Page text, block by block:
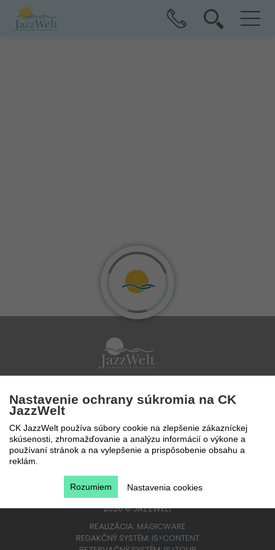
Po - Pi 9 - 17 hod
0850 777 888
2026©JAZZWELT
REALIZÁCIA: MAGICWARE
REDAKČNÝ SYSTÉM: IS>CONTENT
Nastavenie ochrany súkromia na CK
JazzWelt
CK JazzWelt používa súbory cookie na zlepšenie zákazníckej
skúsenosti, zhromažďovanie a analýzu informácií o výkone a
používaní stránok a na vylepšenie a prispôsobenie obsahu a
reklám.
Nastavenia cookies
Rozumiem